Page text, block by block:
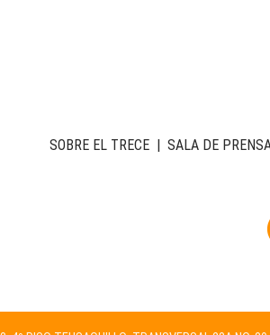
SOBRE EL TRECE | SALA DE